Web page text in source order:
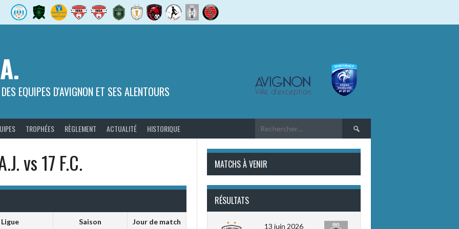
EQUIPES D'AVIGNON ET SES ALENTOURS
TROPHÉES RÈGLEMENT ACTUALITÉ HISTORIQUE Rechercher :
vs 17 F.C.
Ligue Saison Jour de match
MATCHS À VENIR
RÉSULTATS
13 juin 2026